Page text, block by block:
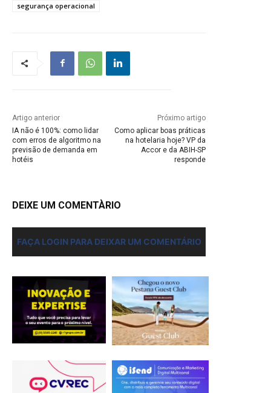
segurança operacional
Artigo anterior
IA não é 100%: como lidar
com erros de algoritmo na
previsão de demanda em
hotéis
Próximo artigo
Como aplicar boas práticas
na hotelaria hoje? VP da
Accor e da ABIH-SP
responde
DEIXE UM COMENTÀRIO
FAÇA LOGIN PARA DEIXAR UM COMENTÁRIO